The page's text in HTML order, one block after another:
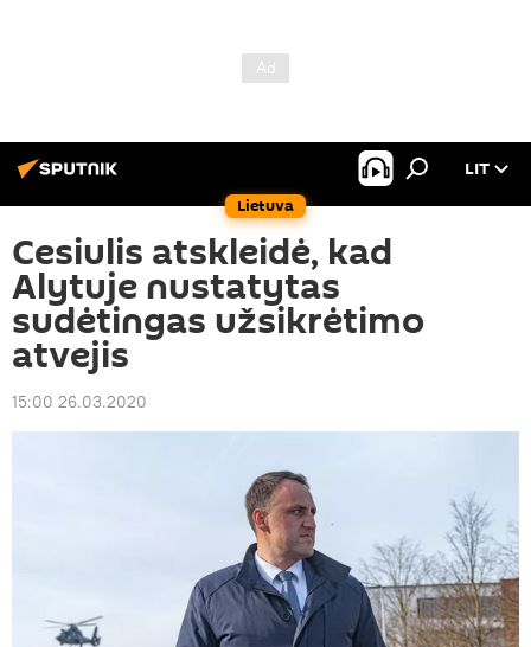
Lietuva
LIT
Cesiulis atskleidė, kad
Alytuje nustatytas
sudėtingas užsikrėtimo
atvejis
15:00 26.03.2020